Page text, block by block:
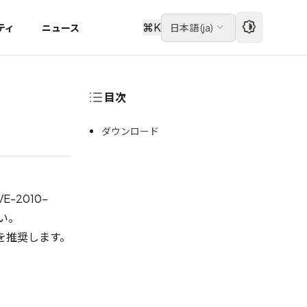
ィ ニュース ⌘K 日本語(ja)
2010-
奨します。
目次
ダウンロード